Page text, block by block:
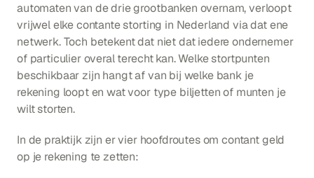
automaten van de drie grootbanken overnam, verloopt
vrijwel elke contante storting in Nederland via dat ene
netwerk. Toch betekent dat niet dat iedere ondernemer
of particulier overal terecht kan. Welke stortpunten
beschikbaar zijn hangt af van bij welke bank je
rekening loopt en wat voor type biljetten of munten je
wilt storten.
In de praktijk zijn er vier hoofdroutes om contant geld
op je rekening te zetten: